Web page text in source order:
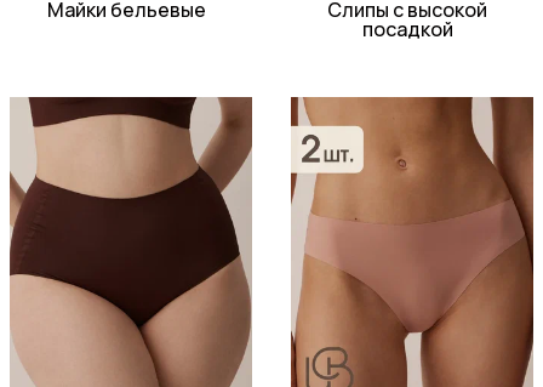
Майки бельевые Слипы с высокой
посадкой